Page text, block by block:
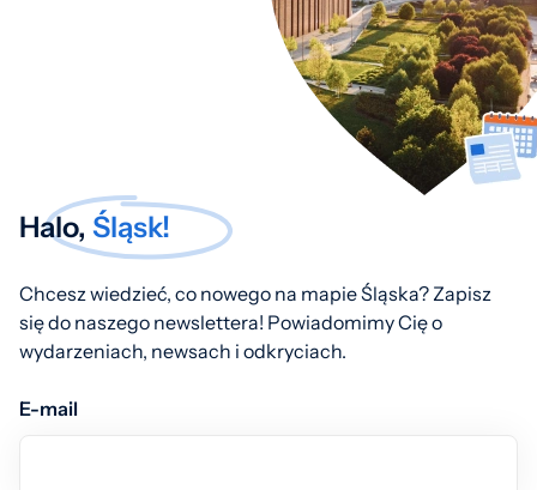
Halo, Śląsk!
Chcesz wiedzieć, co nowego na mapie Śląska? Zapisz
się do naszego newslettera! Powiadomimy Cię o
wydarzeniach, newsach i odkryciach.
E-mail